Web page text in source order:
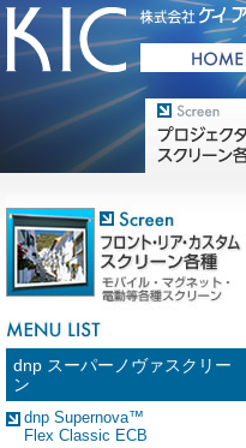
dnp スーパーノヴァスクリー
ン
dnp Supernova™
Flex Classic ECB